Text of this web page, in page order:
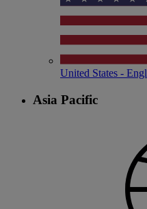
United States -
Asia Pacific